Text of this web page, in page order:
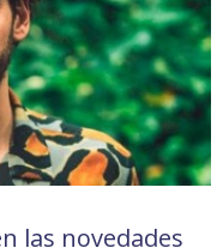
las novedades